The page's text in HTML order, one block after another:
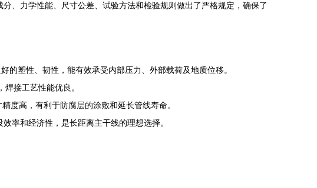
、力学性能、尺寸公差、试验方法和检验规则做出了严格规定，确保了
塑性、韧性，能有效承受内部压力、外部载荷及地质位移。
接工艺性能优良。
度高，有利于防腐层的涂敷和延长管线寿命。
率和经济性，是长距离主干线的理想选择。